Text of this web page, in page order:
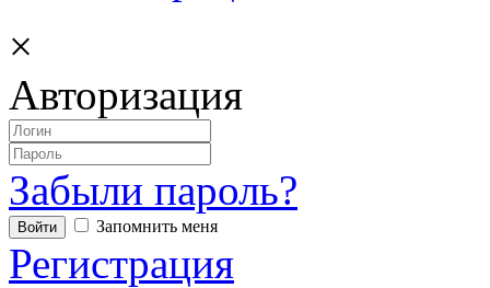
×
Авторизация
Забыли пароль?
Запомнить меня
Регистрация